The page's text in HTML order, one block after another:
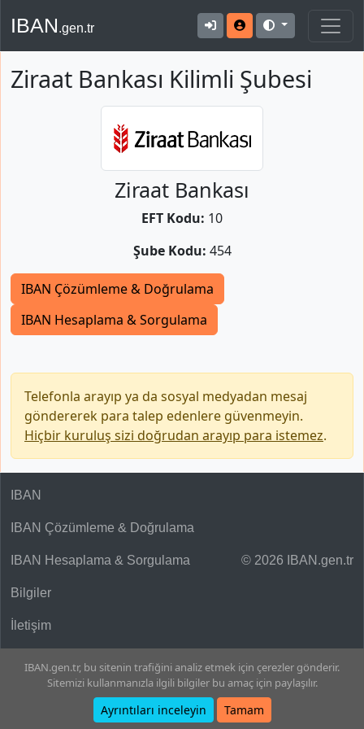
IBAN.gen.tr
Ziraat Bankası Kilimli Şubesi
Ziraat Bankası
EFT Kodu: 10
Şube Kodu: 454
IBAN Çözümleme & Doğrulama
IBAN Hesaplama & Sorgulama
Telefonla arayıp ya da sosyal medyadan mesaj
göndererek para talep edenlere güvenmeyin.
Hiçbir kuruluş sizi doğrudan arayıp para istemez.
© 2026 IBAN.gen.tr
IBAN
IBAN Çözümleme & Doğrulama
IBAN Hesaplama & Sorgulama
Bilgiler
İletişim
IBAN.gen.tr, bu sitenin trafiğini analiz etmek için çerezler gönderir.
Sitemizi kullanmanızla ilgili bilgiler bu amaç için paylaşılır.
Ayrıntıları inceleyin Tamam